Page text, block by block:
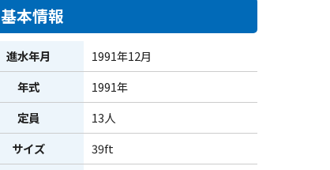
基本情報
進水年月
1991年12月
年式
1991年
定員
13人
サイズ
39ft